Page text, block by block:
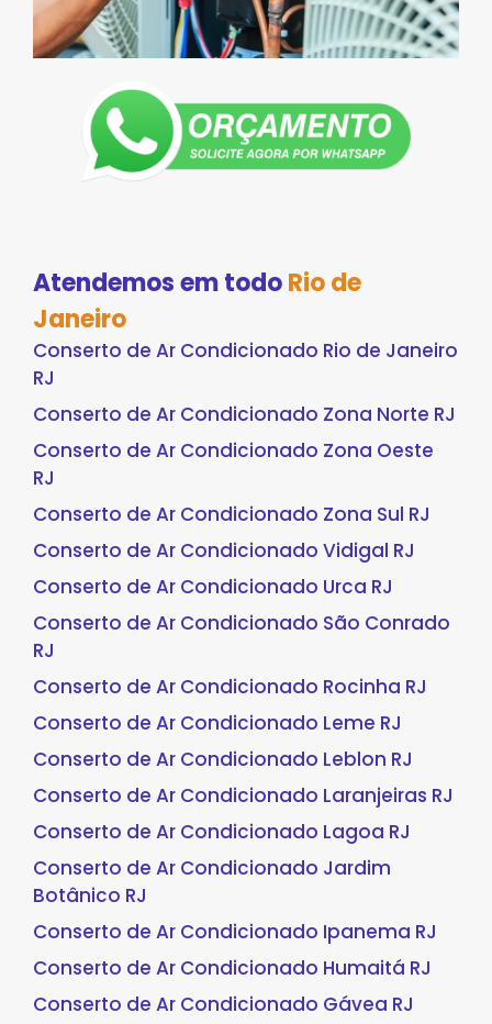
Atendemos em todoRio de
Janeiro
Conserto de Ar Condicionado Rio de Janeiro
RJ
Conserto de Ar Condicionado Zona Norte RJ
Conserto de Ar Condicionado Zona Oeste
RJ
Conserto de Ar Condicionado Zona Sul RJ
Conserto de Ar Condicionado Vidigal RJ
Conserto de Ar Condicionado Urca RJ
Conserto de Ar Condicionado São Conrado
RJ
Conserto de Ar Condicionado Rocinha RJ
Conserto de Ar Condicionado Leme RJ
Conserto de Ar Condicionado Leblon RJ
Conserto de Ar Condicionado Laranjeiras RJ
Conserto de Ar Condicionado Lagoa RJ
Conserto de Ar Condicionado Jardim
Botânico RJ
Conserto de Ar Condicionado Ipanema RJ
Conserto de Ar Condicionado Humaitá RJ
Conserto de Ar Condicionado Gávea RJ